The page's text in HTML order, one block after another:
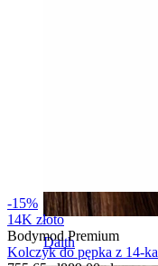
Daith
-15%
14K złoto
Bodymod Premium
Kolczyk do pępka z 14-